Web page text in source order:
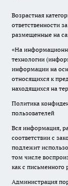
Возрастная
ответственности
размещенные на
«На
технологии
информации на
относящихся к
находящихся на
Политика
пользователей
Вся информация,
соответствии с
подлежит
том числе
как с письменного
Администрация